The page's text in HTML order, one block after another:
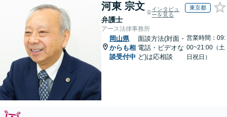
河東 宗文
弁護士
インタビュ
ーを見る
東京都
アース法律事務所
岡山県
からも相
談受付中
面談方法(対面・
電話・ビデオな
ど)は応相談
営業時間：09:
00~21:00（土
日祝日）